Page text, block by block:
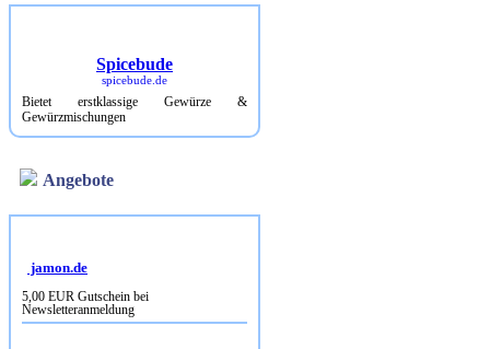
Spicebude
spicebude.de
Bietet erstklassige Gewürze &
Gewürzmischungen
Angebote
jamon.de
5,00 EUR Gutschein bei
Newsletteranmeldung